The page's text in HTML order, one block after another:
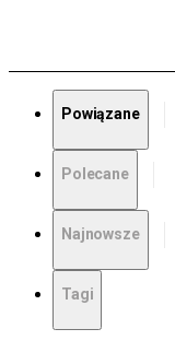
Powiązane
Polecane
Najnowsze
Tagi